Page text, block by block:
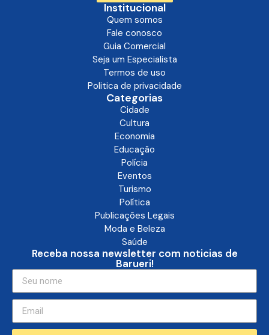
Institucional
Quem somos
Fale conosco
Guia Comercial
Seja um Especialista
Termos de uso
Politica de privacidade
Categorias
Cidade
Cultura
Economia
Educação
Polícia
Eventos
Turismo
Política
Publicações Legais
Moda e Beleza
Saúde
Receba nossa newsletter com noticias de
Barueri!